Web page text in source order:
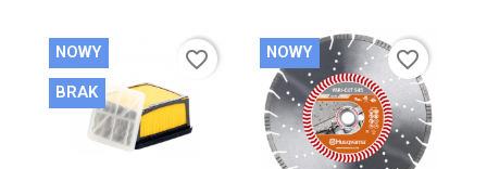
NOWY
BRAK
favorite_border NOWY favorite_border